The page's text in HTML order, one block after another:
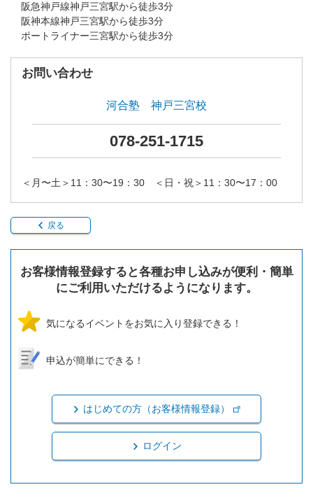
阪急神戸線神戸三宮駅から徒歩3分
阪神本線神戸三宮駅から徒歩3分
ポートライナー三宮駅から徒歩3分
お問い合わせ
河合塾 神戸三宮校
078-251-1715
＜月〜土＞11：30〜19：30 ＜日・祝＞11：30〜17：00
戻る
お客様情報登録すると各種お申し込みが便利・簡単
にご利用いただけるようになります。
気になるイベントをお気に入り登録できる！
申込が簡単にできる！
はじめての方（お客様情報登録）
ログイン